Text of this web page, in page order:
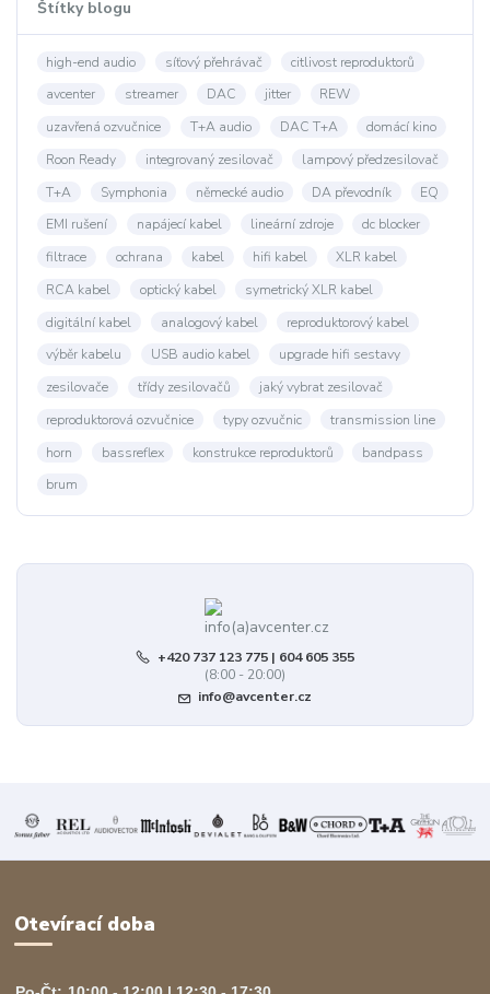
Štítky blogu
high-end audio síťový přehrávač
citlivost reproduktorů
avcenter
streamer DAC jitter
REW
uzavřená ozvučnice
T+A audio DAC T+A
domácí kino
Roon Ready
integrovaný zesilovač
lampový předzesilovač
T+A
Symphonia německé audio DA převodník
EQ
EMI rušení
napájecí kabel lineární zdroje
dc blocker
filtrace
ochrana kabel hifi kabel
XLR kabel
RCA kabel
optický kabel
symetrický XLR kabel
digitální kabel
analogový kabel
reproduktorový kabel
výběr kabelu
USB audio kabel
upgrade hifi sestavy
zesilovače
třídy zesilovačů
jaký vybrat zesilovač
reproduktorová ozvučnice
typy ozvučnic
transmission line
horn
bassreflex konstrukce reproduktorů
bandpass
brum
+420 737 123 775 | 604 605 355
(8:00 - 20:00)
info@avcenter.cz
Otevírací doba